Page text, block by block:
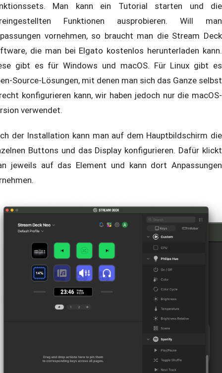
Man kann ein Tutorial starten und die
Funktionen ausprobieren. Will man
vornehmen, so braucht man die Stream Deck
die man bei Elgato kostenlos herunterladen kann.
gibt es für Windows und macOS. Für Linux gibt es
Source-Lösungen, mit denen man sich das Ganze selbst
konfigurieren kann, wir haben jedoch nur die macOS-
verwendet.
der Installation kann man auf dem Hauptbildschirm die
Buttons und das Display konfigurieren. Dafür klickt
jeweils auf das Element und kann dort Anpassungen